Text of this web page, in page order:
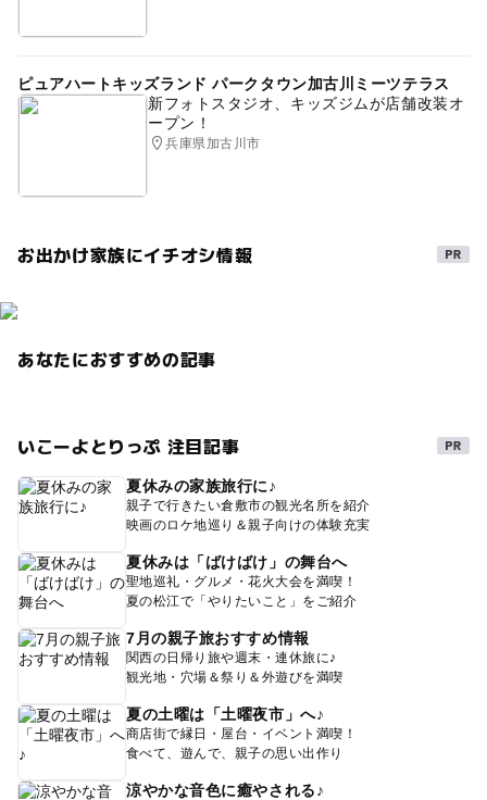
ピュアハートキッズランド パークタウン加古川ミーツテラス
新フォトスタジオ、キッズジムが店舗改装オ
ープン！
兵庫県加古川市
お出かけ家族にイチオシ情報
あなたにおすすめの記事
いこーよとりっぷ 注目記事
夏休みの家族旅行に♪
親子で行きたい倉敷市の観光名所を紹介
映画のロケ地巡り＆親子向けの体験充実
夏休みは「ばけばけ」の舞台へ
聖地巡礼・グルメ・花火大会を満喫！
夏の松江で「やりたいこと」をご紹介
7月の親子旅おすすめ情報
関西の日帰り旅や週末・連休旅に♪
観光地・穴場＆祭り＆外遊びを満喫
夏の土曜は「土曜夜市」へ♪
商店街で縁日・屋台・イベント満喫！
食べて、遊んで、親子の思い出作り
涼やかな音色に癒やされる♪